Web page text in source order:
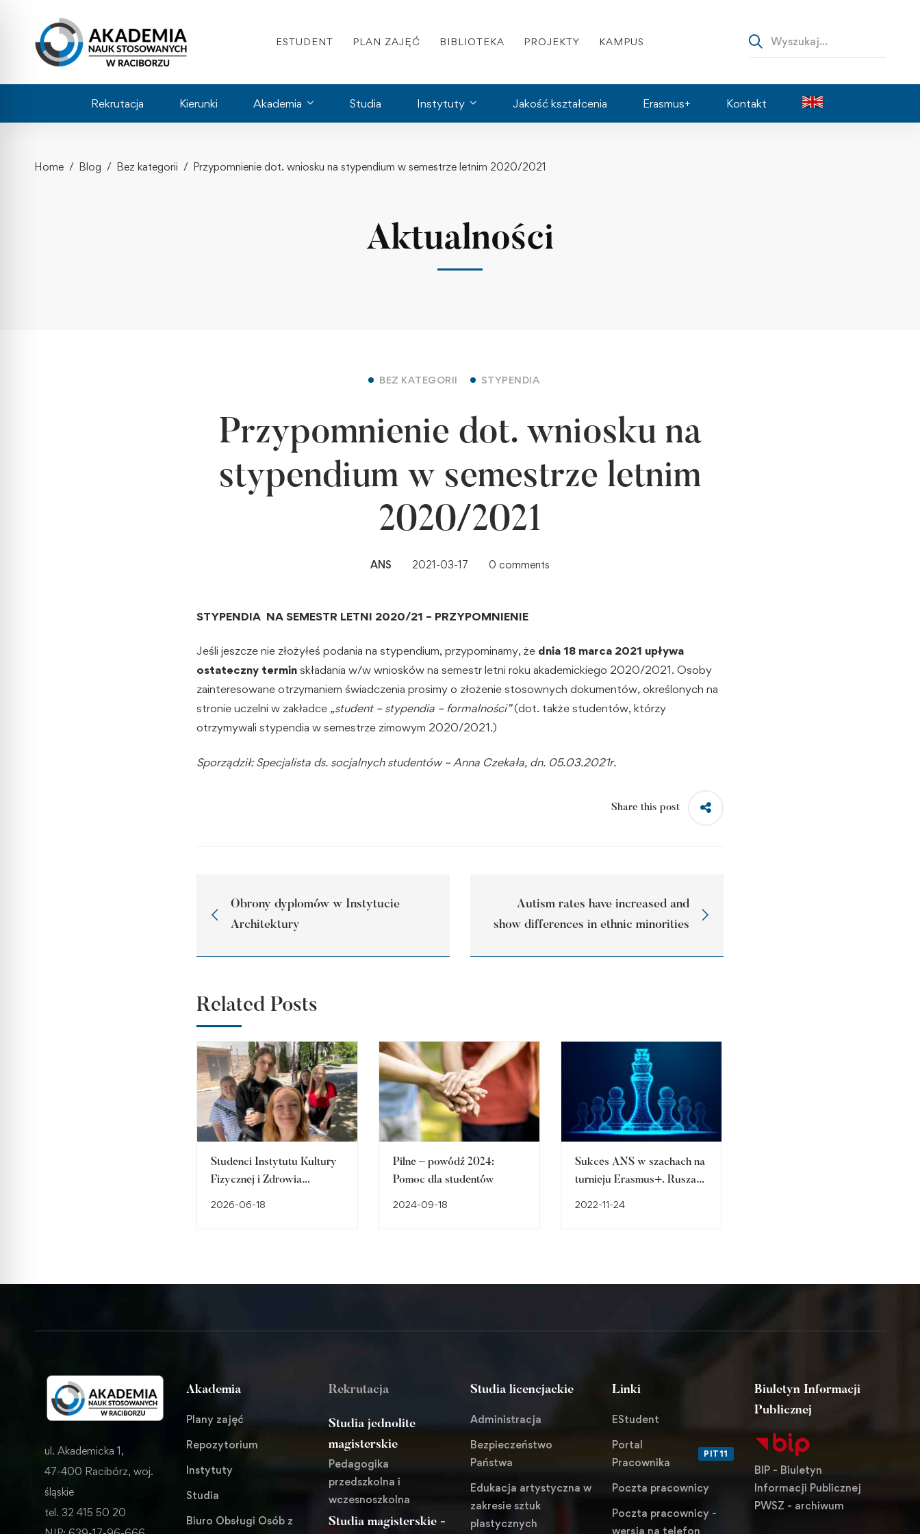
ESTUDENT PLAN ZAJĘĆ BIBLIOTEKA PROJEKTY KAMPUS
Rekrutacja Kierunki Akademia Studia Instytuty Jakość kształcenia Erasmus+ Kontakt
Home Blog Bez kategorii Przypomnienie dot. wniosku na stypendium w semestrze letnim 2020/2021
Aktualności
BEZ KATEGORII STYPENDIA
Przypomnienie dot. wniosku na
stypendium w semestrze letnim
2020/2021
ANS 2021-03-17 0 comments
STYPENDIA NA SEMESTR LETNI 2020/21 – PRZYPOMNIENIE
Jeśli jeszcze nie złożyłeś podania na stypendium, przypominamy, że dnia 18 marca 2021 upływa
ostateczny termin składania w/w wniosków na semestr letni roku akademickiego 2020/2021. Osoby
zainteresowane otrzymaniem świadczenia prosimy o złożenie stosownych dokumentów, określonych na
stronie uczelni w zakładce „student – stypendia – formalności”(dot. także studentów, którzy
otrzymywali stypendia w semestrze zimowym 2020/2021.)
Sporządził: Specjalista ds. socjalnych studentów – Anna Czekała, dn. 05.03.2021r.
Share this post
Obrony dyplomów w Instytucie
Architektury
Autism rates have increased and
show differences in ethnic minorities
Related Posts
Studenci Instytutu Kultury
Fizycznej i Zdrowia
2026-06-18
Pilne – powódź 2024:
Pomoc dla studentów
2024-09-18
Sukces ANS w szachach na
turnieju Erasmus+. Rusza
2022-11-24
ul. Akademicka 1,
47-400 Racibórz, woj.
śląskie
tel. 32 415 50 20
Akademia
Plany zajęć
Repozytorium
Instytuty
Studia
Biuro Obsługi Osób z
Rekrutacja
Studia jednolite
magisterskie
Pedagogika
przedszkolna i
wczesnoszkolna
Studia magisterskie -
Studia licencjackie
Administracja
Bezpieczeństwo
Państwa
Edukacja artystyczna w
zakresie sztuk
plastycznych
Linki
EStudent
Portal
Pracownika
PIT11
Poczta pracownicy
Poczta pracownicy -
wersja na telefon
Biuletyn Informacji
Publicznej
BIP - Biuletyn
Informacji Publicznej
PWSZ - archiwum